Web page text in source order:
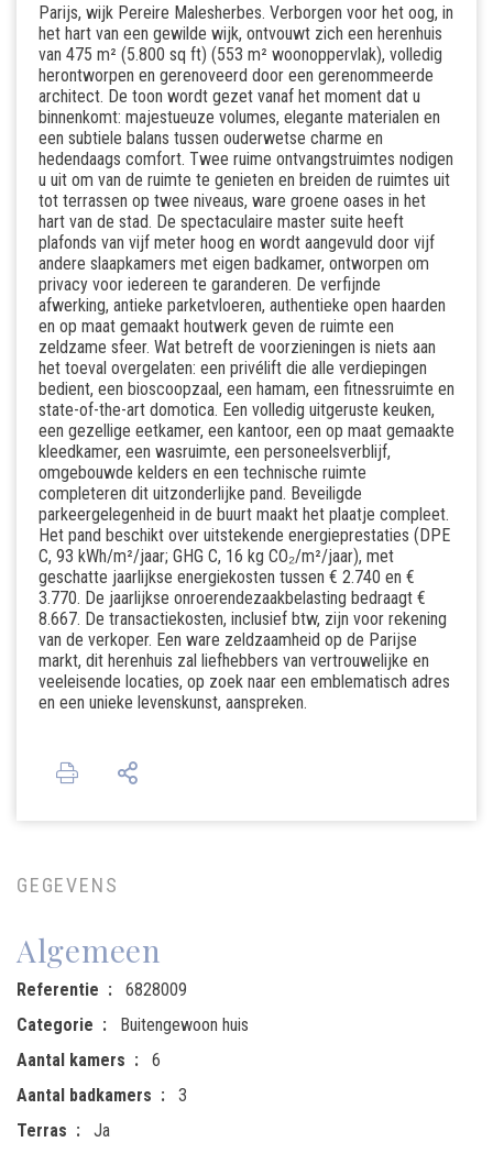
Parijs, wijk Pereire Malesherbes. Verborgen voor het oog, in
het hart van een gewilde wijk, ontvouwt zich een herenhuis
van 475 m² (5.800 sq ft) (553 m² woonoppervlak), volledig
herontworpen en gerenoveerd door een gerenommeerde
architect. De toon wordt gezet vanaf het moment dat u
binnenkomt: majestueuze volumes, elegante materialen en
een subtiele balans tussen ouderwetse charme en
hedendaags comfort. Twee ruime ontvangstruimtes nodigen
u uit om van de ruimte te genieten en breiden de ruimtes uit
tot terrassen op twee niveaus, ware groene oases in het
hart van de stad. De spectaculaire master suite heeft
plafonds van vijf meter hoog en wordt aangevuld door vijf
andere slaapkamers met eigen badkamer, ontworpen om
privacy voor iedereen te garanderen. De verfijnde
afwerking, antieke parketvloeren, authentieke open haarden
en op maat gemaakt houtwerk geven de ruimte een
zeldzame sfeer. Wat betreft de voorzieningen is niets aan
het toeval overgelaten: een privélift die alle verdiepingen
bedient, een bioscoopzaal, een hamam, een fitnessruimte en
state-of-the-art domotica. Een volledig uitgeruste keuken,
een gezellige eetkamer, een kantoor, een op maat gemaakte
kleedkamer, een wasruimte, een personeelsverblijf,
omgebouwde kelders en een technische ruimte
completeren dit uitzonderlijke pand. Beveiligde
parkeergelegenheid in de buurt maakt het plaatje compleet.
Het pand beschikt over uitstekende energieprestaties (DPE
C, 93 kWh/m²/jaar; GHG C, 16 kg CO₂/m²/jaar), met
geschatte jaarlijkse energiekosten tussen € 2.740 en €
3.770. De jaarlijkse onroerendezaakbelasting bedraagt ​​€
8.667. De transactiekosten, inclusief btw, zijn voor rekening
van de verkoper. Een ware zeldzaamheid op de Parijse
markt, dit herenhuis zal liefhebbers van vertrouwelijke en
veeleisende locaties, op zoek naar een emblematisch adres
en een unieke levenskunst, aanspreken.
GEGEVENS
Algemeen
Referentie
6828009
Categorie
Buitengewoon huis
Aantal kamers
6
Aantal badkamers
3
Terras
Ja